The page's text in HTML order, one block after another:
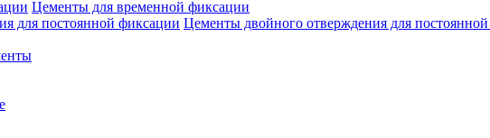
Цементы для временной фиксации
Цементы двойного отверждения для